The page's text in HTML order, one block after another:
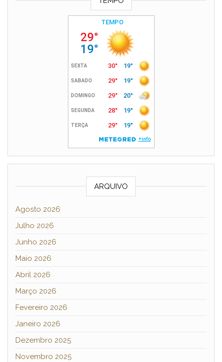
ARQUIVO
Agosto 2026
Julho 2026
Junho 2026
Maio 2026
Abril 2026
Março 2026
Fevereiro 2026
Janeiro 2026
Dezembro 2025
Novembro 2025